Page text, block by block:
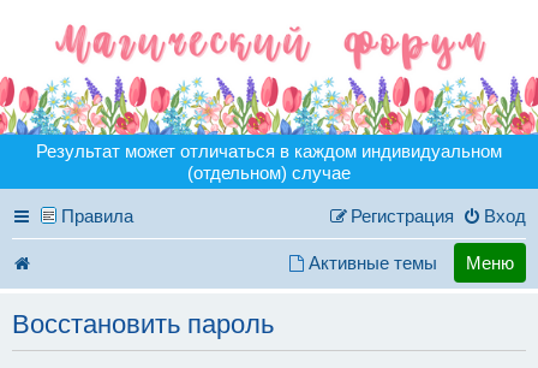
Результат может отличаться в каждом индивидуальном
(отдельном) случае
Правила Вход
Регистрация
Активные темы Меню
Восстановить пароль